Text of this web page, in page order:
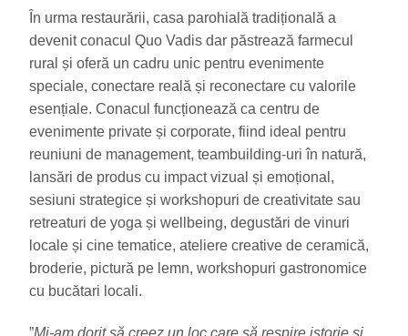
În urma restaurării, casa parohială tradițională a
devenit conacul Quo Vadis dar păstrează farmecul
rural și oferă un cadru unic pentru evenimente
speciale, conectare reală și reconectare cu valorile
esențiale. Conacul funcționează ca centru de
evenimente private și corporate, fiind ideal pentru
reuniuni de management, teambuilding-uri în natură,
lansări de produs cu impact vizual și emoțional,
sesiuni strategice și workshopuri de creativitate sau
retreaturi de yoga și wellbeing, degustări de vinuri
locale și cine tematice, ateliere creative de ceramică,
broderie, pictură pe lemn, workshopuri gastronomice
cu bucătari locali.
”Mi-am dorit să creez un loc care să respire istorie și